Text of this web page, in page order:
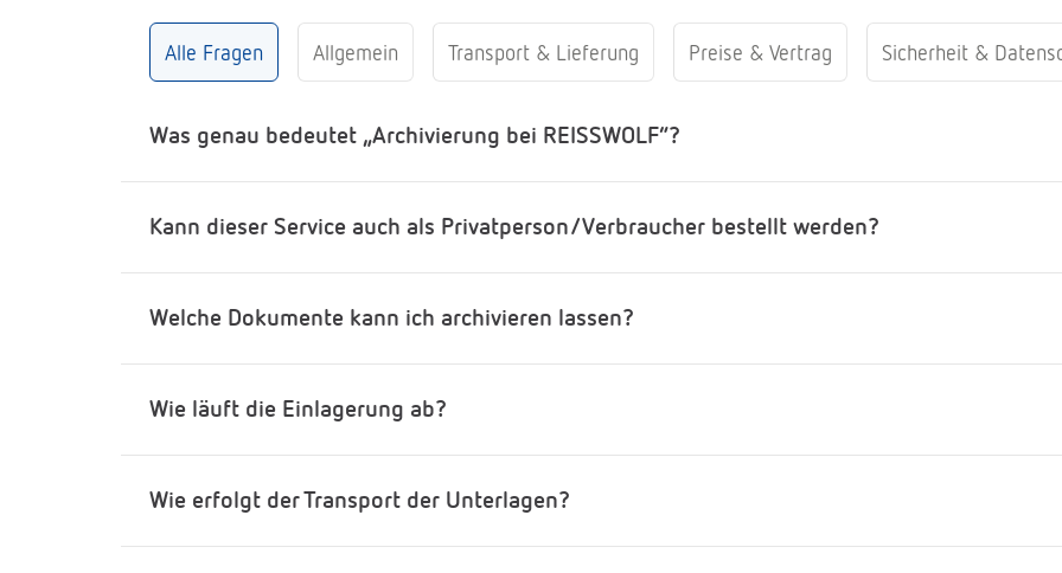
Alle Fragen Allgemein Transport & Lieferung Preise & Vertrag Sicherheit &
Was genau bedeutet „Archivierung bei REISSWOLF“?
Kann dieser Service auch als Privatperson/Verbraucher bestellt werden?
Welche Dokumente kann ich archivieren lassen?
Wie läuft die Einlagerung ab?
Wie erfolgt der Transport der Unterlagen?